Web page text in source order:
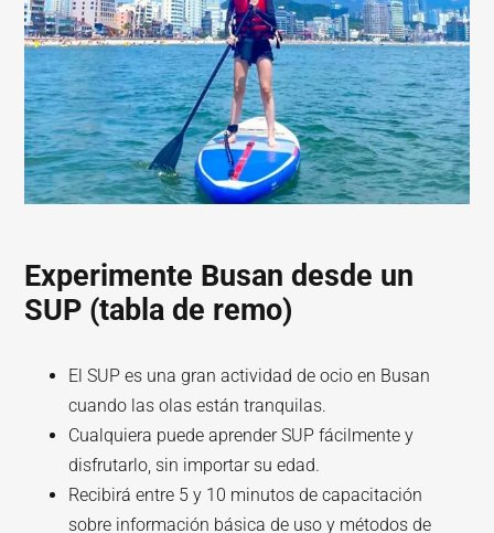
Experimente Busan desde un
SUP (tabla de remo)
El SUP es una gran actividad de ocio en Busan
cuando las olas están tranquilas.
Cualquiera puede aprender SUP fácilmente y
disfrutarlo, sin importar su edad.
Recibirá entre 5 y 10 minutos de capacitación
sobre información básica de uso y métodos de